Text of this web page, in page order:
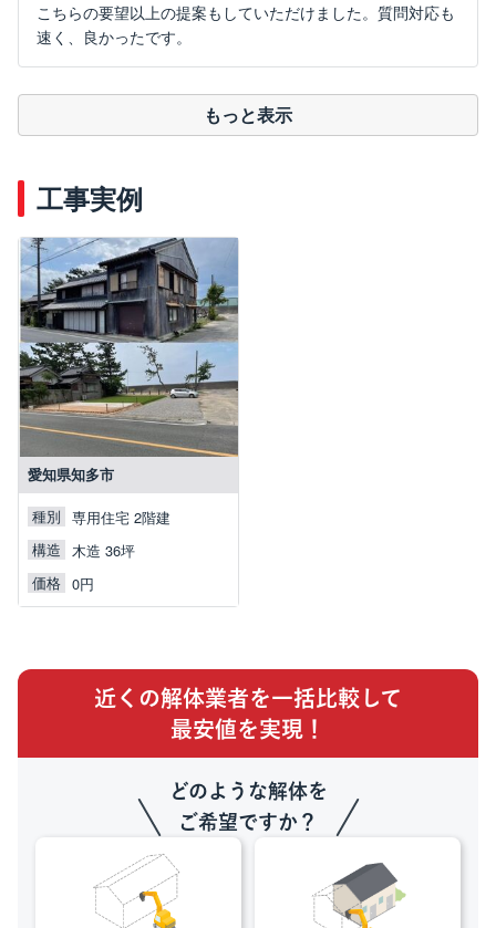
こちらの要望以上の提案もしていただけました。質問対応も
速く、良かったです。
もっと表示
工事実例
愛知県知多市
種別 専用住宅 2階建
構造 木造 36坪
価格 0円
近くの解体業者を一括比較して
最安値を実現！
どのような解体を
ご希望ですか？